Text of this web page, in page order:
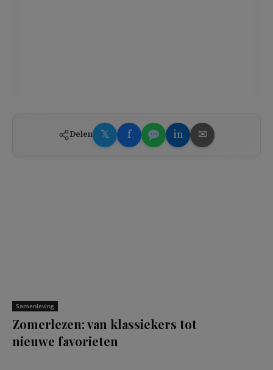
Delen 𝕏 f in ✉
Samenleving
Zomerlezen: van klassiekers tot
nieuwe favorieten